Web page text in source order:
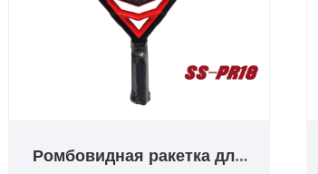
Ромбовидная ракетка для